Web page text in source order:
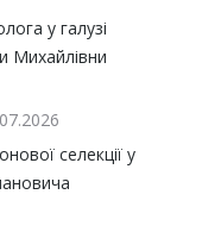
у галузі
Михайлівни
селекції у